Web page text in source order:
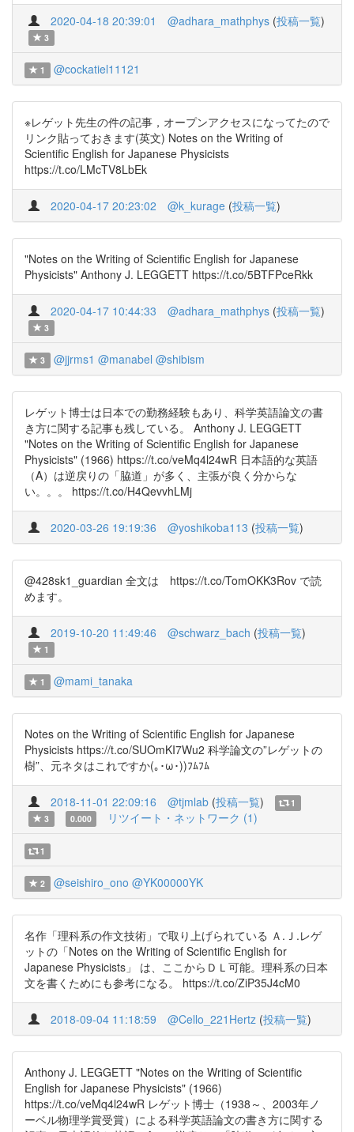
2020-04-18 20:39:01 @adhara_mathphys (投稿一覧)
3
1 @cockatiel11121
※レゲット先生の件の記事，オープンアクセスになってたので
リンク貼っておきます(英文) Notes on the Writing of
Scientific English for Japanese Physicists
https://t.co/LMcTV8LbEk
2020-04-17 20:23:02 @k_kurage (投稿一覧)
"Notes on the Writing of Scientific English for Japanese
Physicists" Anthony J. LEGGETT https://t.co/5BTFPceRkk
2020-04-17 10:44:33 @adhara_mathphys (投稿一覧)
3
3 @jjrms1 @manabel @shibism
レゲット博士は日本での勤務経験もあり、科学英語論文の書
き方に関する記事も残している。 Anthony J. LEGGETT
"Notes on the Writing of Scientific English for Japanese
Physicists" (1966) https://t.co/veMq4l24wR 日本語的な英語
（A）は逆戻りの「脇道」が多く、主張が良く分からな
い。。。 https://t.co/H4QevvhLMj
2020-03-26 19:19:36 @yoshikoba113 (投稿一覧)
@428sk1_guardian 全文は https://t.co/TomOKK3Rov で読
めます。
2019-10-20 11:49:46 @schwarz_bach (投稿一覧)
1
1 @mami_tanaka
Notes on the Writing of Scientific English for Japanese
Physicists https://t.co/SUOmKI7Wu2 科学論文の”レゲットの
樹”、元ネタはこれですか(｡･ω･))ﾌﾑﾌﾑ
2018-11-01 22:09:16 @tjmlab (投稿一覧)
1
3
0.000 リツイート・ネットワーク (1)
1
2 @seishiro_ono @YK00000YK
名作「理科系の作文技術」で取り上げられている Ａ.Ｊ.レゲ
ットの「Notes on the Writing of Scientific English for
Japanese Physicists」 は、ここからＤＬ可能。理科系の日本
文を書くためにも参考になる。 https://t.co/ZiP35J4cM0
2018-09-04 11:18:59 @Cello_221Hertz (投稿一覧)
Anthony J. LEGGETT "Notes on the Writing of Scientific
English for Japanese Physicists" (1966)
https://t.co/veMq4l24wR レゲット博士（1938～、2003年ノ
ーベル物理学賞受賞）による科学英語論文の書き方に関する